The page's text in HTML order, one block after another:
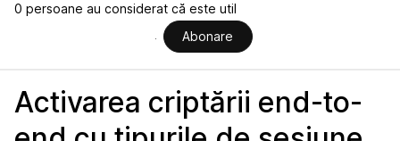
0 persoane au considerat că este util
Abonare
Activarea criptării end-to-